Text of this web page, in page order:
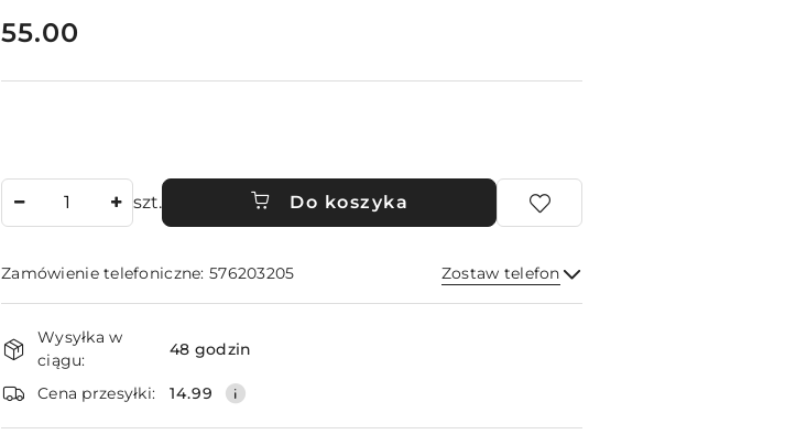
cena:
55.00
szt. Do koszyka
Zamówienie telefoniczne: 576203205 Zostaw telefon
Wyślij
Dostępność
i
dostawa
Wysyłka w
ciągu:
48 godzin
Cena przesyłki: 14.99